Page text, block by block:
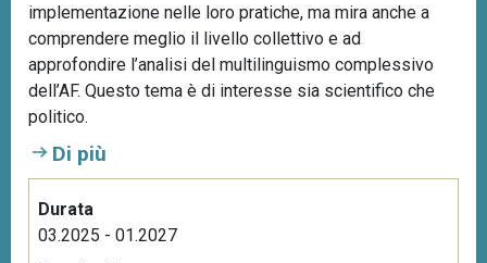
implementazione nelle loro pratiche, ma mira anche a
comprendere meglio il livello collettivo e ad
approfondire l’analisi del multilinguismo complessivo
dell’AF. Questo tema è di interesse sia scientifico che
politico.
Di più
Durata
03.2025 - 01.2027